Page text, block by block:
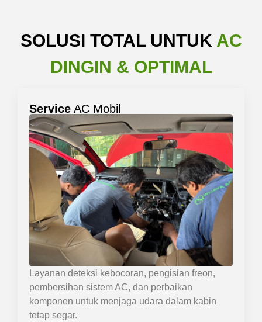
SOLUSI TOTAL UNTUK AC
DINGIN & OPTIMAL
Service AC Mobil
Layanan deteksi kebocoran, pengisian freon,
pembersihan sistem AC, dan perbaikan
komponen untuk menjaga udara dalam kabin
tetap segar.